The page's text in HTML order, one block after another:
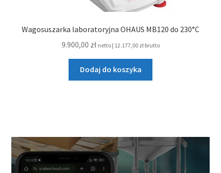
Wagosuszarka laboratoryjna OHAUS MB120 do 230°C
9.900,00 zł netto | 12.177,00 złbrutto
Dodaj do koszyka